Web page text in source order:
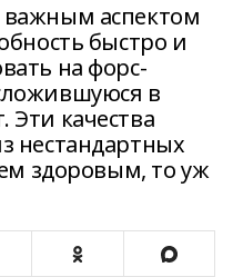
аспектом
быстро и
на форс-
в
качества
нестандартных
здоровым, то уж